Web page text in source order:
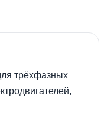
трёхфазных